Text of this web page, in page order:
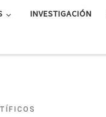
INVESTIGACIÓN